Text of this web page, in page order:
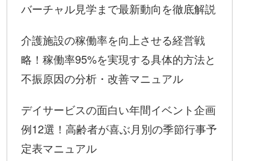
バーチャル見学まで最新動向を徹底解説
介護施設の稼働率を向上させる経営戦
略！稼働率95%を実現する具体的方法と
不振原因の分析・改善マニュアル
デイサービスの面白い年間イベント企画
例12選！高齢者が喜ぶ月別の季節行事予
定表マニュアル